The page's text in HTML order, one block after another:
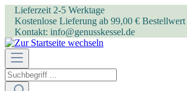
Lieferzeit 2-5 Werktage
Kostenlose Lieferung ab 99,00 € Bestellwert
Kontakt: info@genusskessel.de